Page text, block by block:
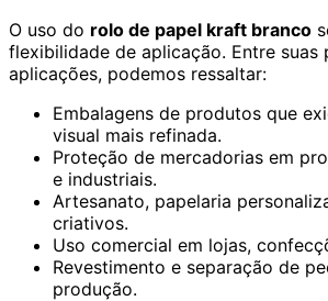
O uso do rolo de papel kraft branco
flexibilidade de aplicação. Entre suas
aplicações, podemos ressaltar:
Embalagens de produtos que
visual mais refinada.
Proteção de mercadorias em
e industriais.
Artesanato, papelaria
criativos.
Uso comercial em lojas,
Revestimento e separação de
produção.